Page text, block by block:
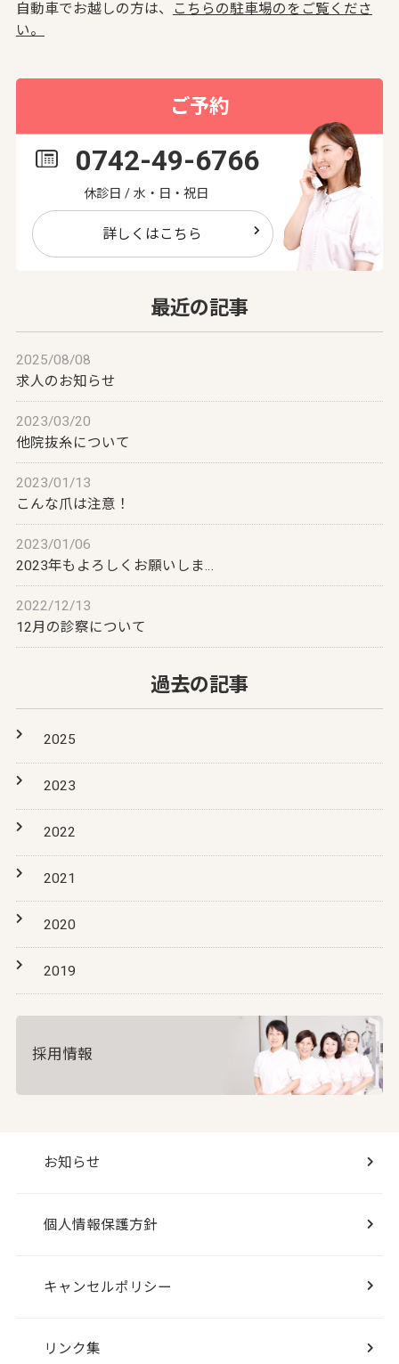
自動車でお越しの方は、
こちらの駐車場のをご覧くださ
い。
ご予約
0742-49-6766
休診日 / 水・日・祝日
詳しくはこちら
最近の記事
2025/08/08
求人のお知らせ
2023/03/20
他院抜糸について
2023/01/13
こんな爪は注意！
2023/01/06
2023年もよろしくお願いしま…
2022/12/13
12月の診察について
過去の記事
2025
2023
2022
2021
2020
2019
採用情報
お知らせ
個人情報保護方針
キャンセルポリシー
リンク集